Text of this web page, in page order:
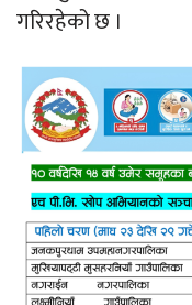
गरिरहेको छ ।